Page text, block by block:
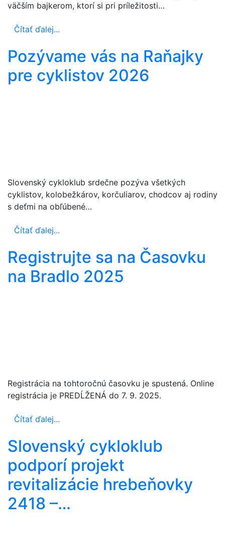
väčším bajkerom, ktorí si pri príležitosti…
Čítať ďalej...
Pozývame vás na Raňajky
pre cyklistov 2026
Slovenský cykloklub srdečne pozýva všetkých
cyklistov, kolobežkárov, korčuliarov, chodcov aj rodiny
s deťmi na obľúbené…
Čítať ďalej...
Registrujte sa na Časovku
na Bradlo 2025
Registrácia na tohtoročnú časovku je spustená. Online
registrácia je PREDĹŽENÁ do 7. 9. 2025.
Čítať ďalej...
Slovenský cykloklub
podporí projekt
revitalizácie hrebeňovky
2418 –…